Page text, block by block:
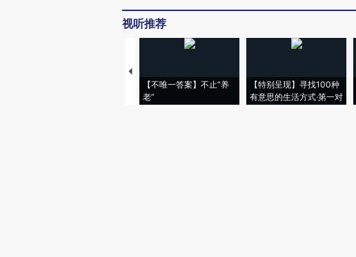
视听推荐
【不唯一答案】不止“养
老”
【特别呈现】寻找100种
有意思的生活方式·第一对